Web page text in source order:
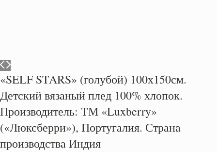
«SELF STARS» (голубой) 100х150см.
Детский вязаный плед 100% хлопок.
Производитель: ТМ «Luxberry»
(«Люксберри»), Португалия. Страна
производства Индия